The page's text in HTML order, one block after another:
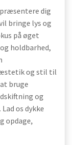
dig
bringe lys og
på øget
holdbarhed,
og stil til
bruge
og
os dykke
opdage,